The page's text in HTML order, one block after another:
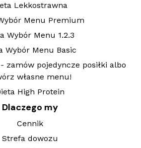
Lekkostrawna
Menu Premium
Wybór Menu 1.2.3
Wybór Menu Basic
zamów pojedyncze posiłki albo
własne menu!
High Protein
Dlaczego my
Cennik
Strefa dowozu